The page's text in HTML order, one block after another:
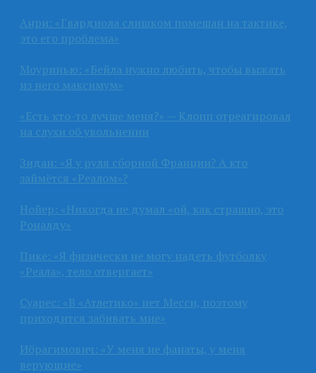
Анри: «Гвардиола слишком помешан на тактике,
это его проблема»
Моуринью: «Бейла нужно любить, чтобы выжать
из него максимум»
«Есть кто-то лучше меня?» — Клопп отреагировал
на слухи об увольнении
Зидан: «Я у руля сборной Франции? А кто
займётся «Реалом»?
Нойер: «Никогда не думал «ой, как страшно, это
Роналду»
Пике: «Я физически не могу надеть футболку
«Реала», тело отвергает»
Суарес: «В «Атлетико» нет Месси, поэтому
приходится забивать мне»
Ибрагимович: «У меня не фанаты, у меня
верующие»